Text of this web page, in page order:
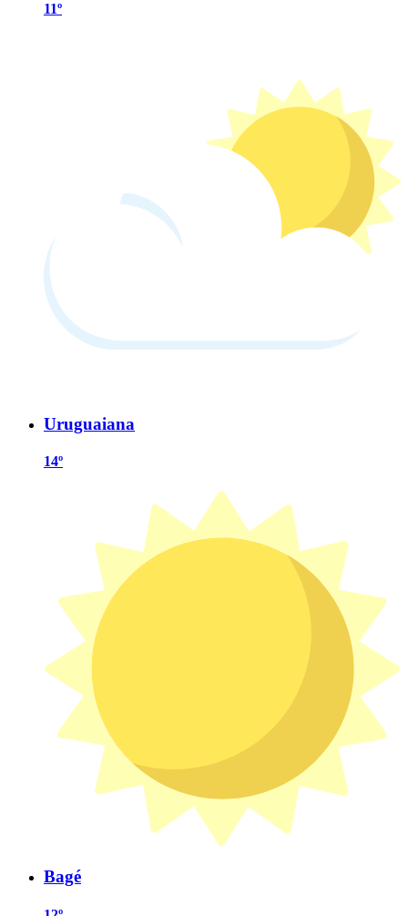
11º
Uruguaiana
14º
Bagé